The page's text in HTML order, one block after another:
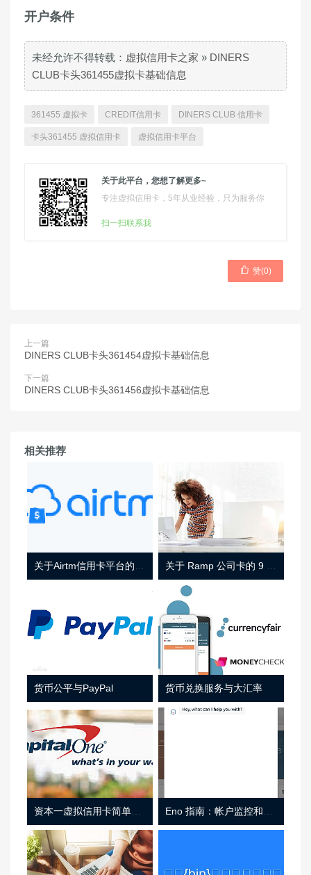
开户条件
未经允许不得转载： 虚拟信用卡之家 » DINERS
CLUB卡头361455虚拟卡基础信息
361455 虚拟卡 CREDIT信用卡 DINERS CLUB 信用卡
卡头361455 虚拟信用卡 虚拟信用卡平台
关于此平台，您想了解更多~
专注虚拟信用卡，5年从业经验，只为服务你
扫一扫联系我
 赞(0)
上一篇
DINERS CLUB卡头361454虚拟卡基础信息
下一篇
DINERS CLUB卡头361456虚拟卡基础信息
相关推荐
货币公平与PayPal 货币兑换服务与大汇率
资本一虚拟信用卡简单介绍